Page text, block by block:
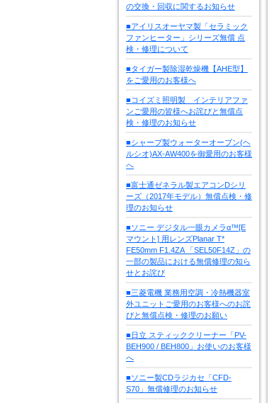
の交換・回収に関するお知らせ
■アイリスオーヤマ製「セラミック
ファンヒーター」シリーズ無償 点
検・修理について
■タイガー製除湿乾燥機【AHE型】
をご愛用のお客様へ
■コイズミ照明製 インテリアファ
ンご愛用の皆様へお詫びと無償点
検・修理のお知らせ
■シャープ製ウォーターオーブン(ヘ
ルシオ)AX-AW400を御愛用のお客様
へ
■富士通ゼネラル製エアコンDシリ
ーズ（2017年モデル）無償点検・修
理のお知らせ
■ソニー デジタル一眼カメラα™[E
マウント] 用レンズPlanar T*
FE50mm F1.4ZA 「SEL50F14Z」の
一部の製品における無償修理の知ら
せとお詫び
■三菱電機 業務用空調・冷熱機器室
外ユニットご愛用のお客様へのお詫
びと無償点検・修理のお願い
■日立 スティッククリーナー「PV-
BEH900 / BEH800」お使いのお客様
へ
■ソニー製CDラジカセ「CFD-
S70」無償修理のお知らせ